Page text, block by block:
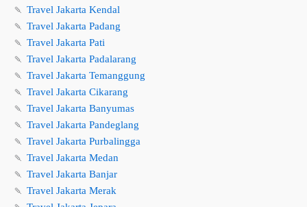
🍡 Travel Jakarta Kendal
🍡 Travel Jakarta Padang
🍡 Travel Jakarta Pati
🍡 Travel Jakarta Padalarang
🍡 Travel Jakarta Temanggung
🍡 Travel Jakarta Cikarang
🍡 Travel Jakarta Banyumas
🍡 Travel Jakarta Pandeglang
🍡 Travel Jakarta Purbalingga
🍡 Travel Jakarta Medan
🍡 Travel Jakarta Banjar
🍡 Travel Jakarta Merak